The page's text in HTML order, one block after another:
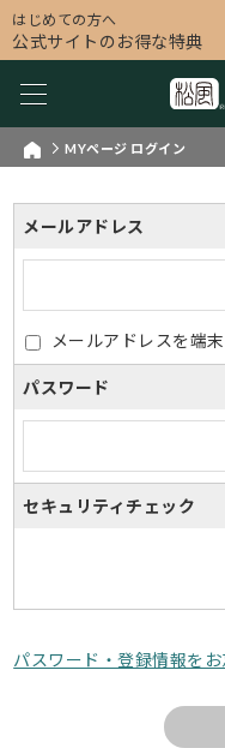
はじめての方へ
公式サイトのお得な特典
MYページ ログイン
メールアドレス
メールアドレスを端
パスワード
セキュリティチェック
パスワード・登録情報を